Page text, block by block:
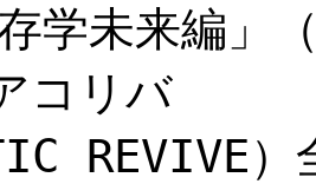
存学未来編」
コリバ
REVIVE